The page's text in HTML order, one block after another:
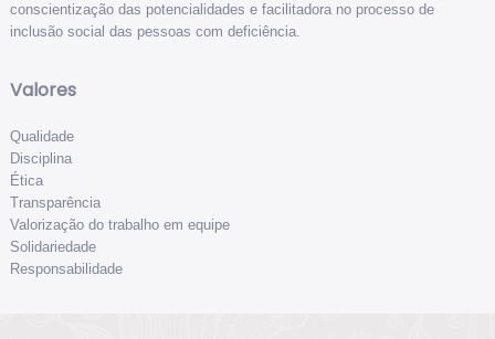
conscientização das potencialidades e facilitadora no processo de
inclusão social das pessoas com deficiência.
Valores
Qualidade
Disciplina
Ética
Transparência
Valorização do trabalho em equipe
Solidariedade
Responsabilidade